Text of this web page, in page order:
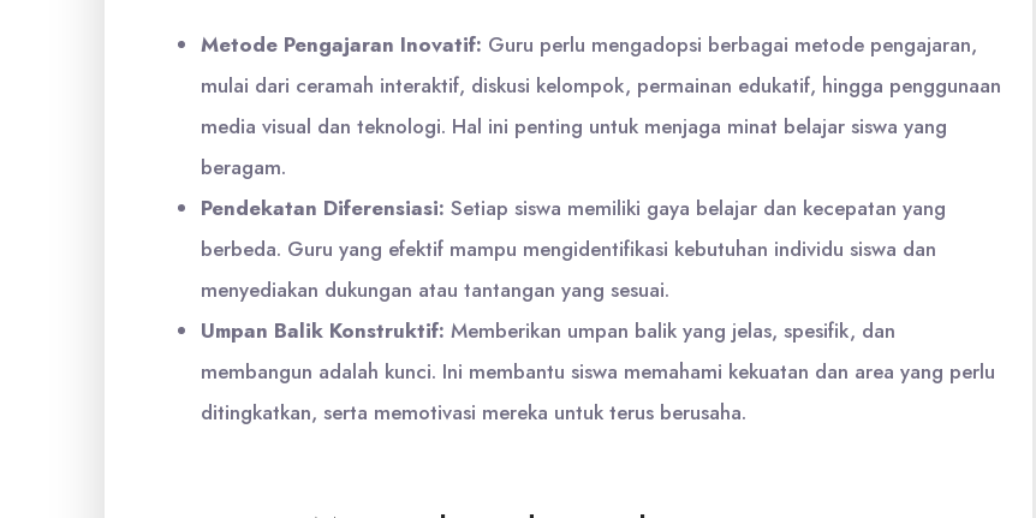
Metode Pengajaran Inovatif: Guru perlu mengadopsi berbagai metode pengajaran,
mulai dari ceramah interaktif, diskusi kelompok, permainan edukatif, hingga penggunaan
media visual dan teknologi. Hal ini penting untuk menjaga minat belajar siswa yang
beragam.
Pendekatan Diferensiasi: Setiap siswa memiliki gaya belajar dan kecepatan yang
berbeda. Guru yang efektif mampu mengidentifikasi kebutuhan individu siswa dan
menyediakan dukungan atau tantangan yang sesuai.
Umpan Balik Konstruktif: Memberikan umpan balik yang jelas, spesifik, dan
membangun adalah kunci. Ini membantu siswa memahami kekuatan dan area yang perlu
ditingkatkan, serta memotivasi mereka untuk terus berusaha.